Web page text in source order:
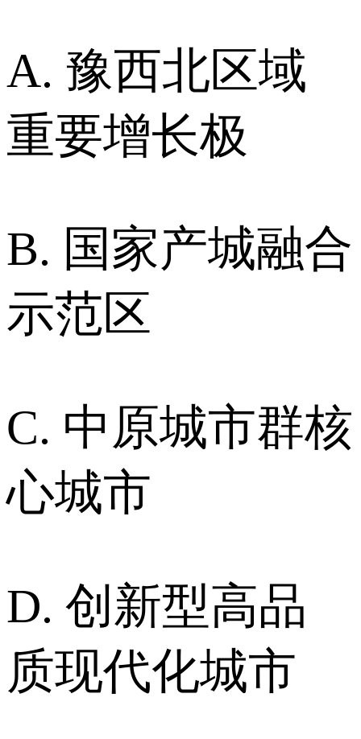
A. 豫西北区域
重要增长极
B. 国家产城融合
示范区
C. 中原城市群核
心城市
D. 创新型高品
质现代化城市